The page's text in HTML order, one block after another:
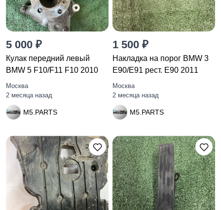
5 000 ₽
Кулак передний левый
BMW 5 F10/F11 F10 2010
Москва
2 месяца назад
M5.PARTS
1 500 ₽
Накладка на порог BMW 3
E90/E91 рест. E90 2011
Москва
2 месяца назад
M5.PARTS